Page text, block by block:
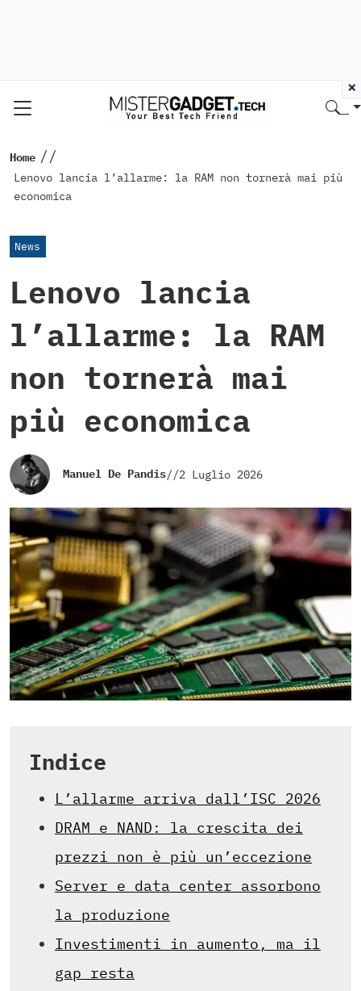
Home //
Lenovo lancia l’allarme: la RAM non tornerà mai più
economica
News
Lenovo lancia
l’allarme: la RAM
non tornerà mai
più economica
Manuel De Pandis//2 Luglio 2026
Indice
L’allarme arriva dall’ISC 2026
DRAM e NAND: la crescita dei
prezzi non è più un’eccezione
Server e data center assorbono
la produzione
Investimenti in aumento, ma il
gap resta
×